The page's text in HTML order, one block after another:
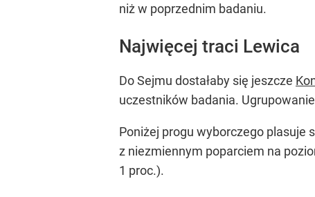
niż w poprzednim badaniu.
Najwięcej traci Lewica
Do Sejmu dostałaby się jeszcze
uczestników badania.
Poniżej progu wyborczego plasuje
z niezmiennym poparciem na
1 proc.).